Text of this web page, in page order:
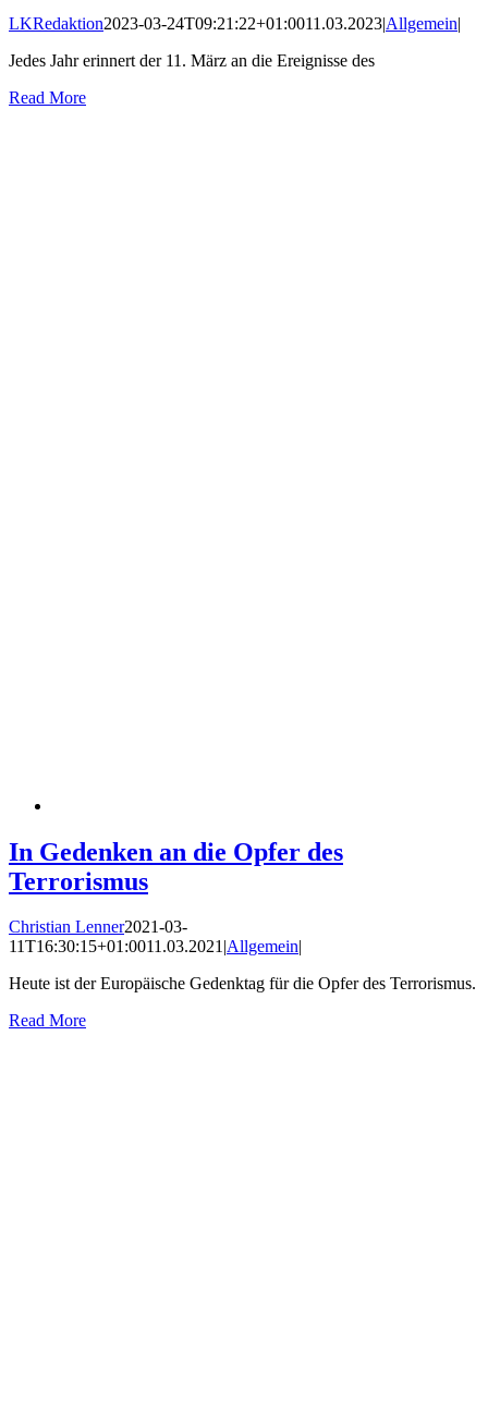
LKRedaktion2023-03-24T09:21:22+01:0011.03.2023|Allgemein|
Jedes Jahr erinnert der 11. März an die Ereignisse des
Read More
In Gedenken an die Opfer des
Terrorismus
Christian Lenner2021-03-
11T16:30:15+01:0011.03.2021|Allgemein|
Heute ist der Europäische Gedenktag für die Opfer des Terrorismus.
Read More